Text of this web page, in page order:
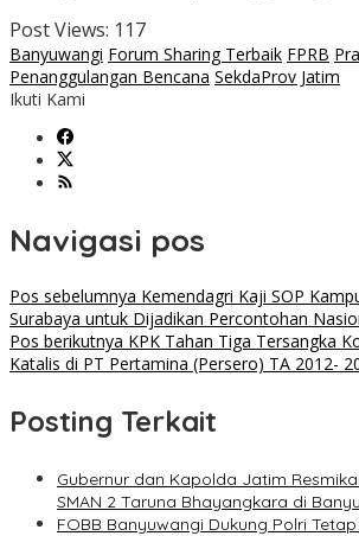
Post Views: 117
Banyuwangi Forum Sharing Terbaik FPRB
Penanggulangan Bencana SekdaProv Jatim
Ikuti Kami
Navigasi pos
Pos sebelumnya Kemendagri Kaji SOP
Surabaya untuk Dijadikan Percontohan
Pos berikutnya KPK Tahan Tiga Tersangka
Katalis di PT Pertamina (Persero) TA 2012-
Posting Terkait
Gubernur dan Kapolda Jatim
SMAN 2 Taruna Bhayangkara di
FOBB Banyuwangi Dukung Polri